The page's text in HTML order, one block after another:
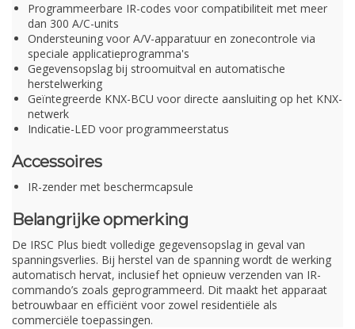
Programmeerbare IR-codes voor compatibiliteit met meer
dan 300 A/C-units
Ondersteuning voor A/V-apparatuur en zonecontrole via
speciale applicatieprogramma's
Gegevensopslag bij stroomuitval en automatische
herstelwerking
Geïntegreerde KNX-BCU voor directe aansluiting op het KNX-
netwerk
Indicatie-LED voor programmeerstatus
Accessoires
IR-zender met beschermcapsule
Belangrijke opmerking
De IRSC Plus biedt volledige gegevensopslag in geval van
spanningsverlies. Bij herstel van de spanning wordt de werking
automatisch hervat, inclusief het opnieuw verzenden van IR-
commando’s zoals geprogrammeerd. Dit maakt het apparaat
betrouwbaar en efficiënt voor zowel residentiële als
commerciële toepassingen.